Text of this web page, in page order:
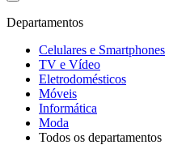
Departamentos
Celulares e Smartphones
TV e Vídeo
Eletrodomésticos
Móveis
Informática
Moda
Todos os departamentos